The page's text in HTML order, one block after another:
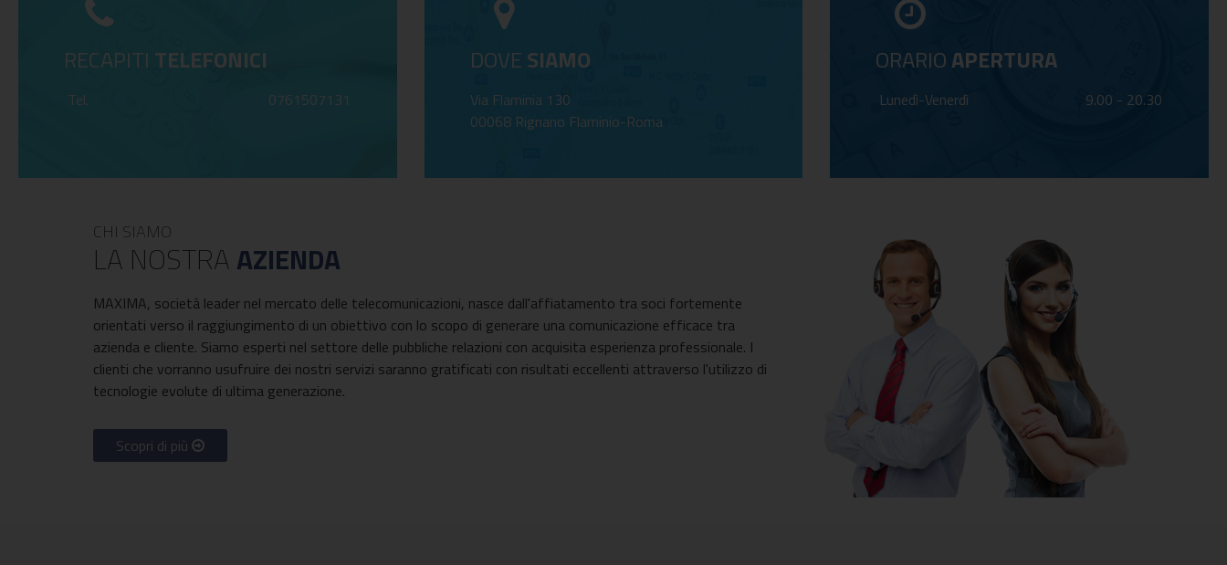
RECAPITI TELEFONICI
Tel. 0761507131
DOVESIAMO
Via Flaminia 130
00068 Rignano Flaminio-Roma
ORARIOAPERTURA
Lunedì-Venerdì 9.00 - 20.30
CHI SIAMO
LA NOSTRAAZIENDA
MAXIMA, società leader nel mercato delle telecomunicazioni, nasce dall'affiatamento tra soci fortemente
orientati verso il raggiungimento di un obiettivo con lo scopo di generare una comunicazione efficace tra
azienda e cliente. Siamo esperti nel settore delle pubbliche relazioni con acquisita esperienza professionale. I
clienti che vorranno usufruire dei nostri servizi saranno gratificati con risultati eccellenti attraverso l'utilizzo di
tecnologie evolute di ultima generazione.
Scopri di più